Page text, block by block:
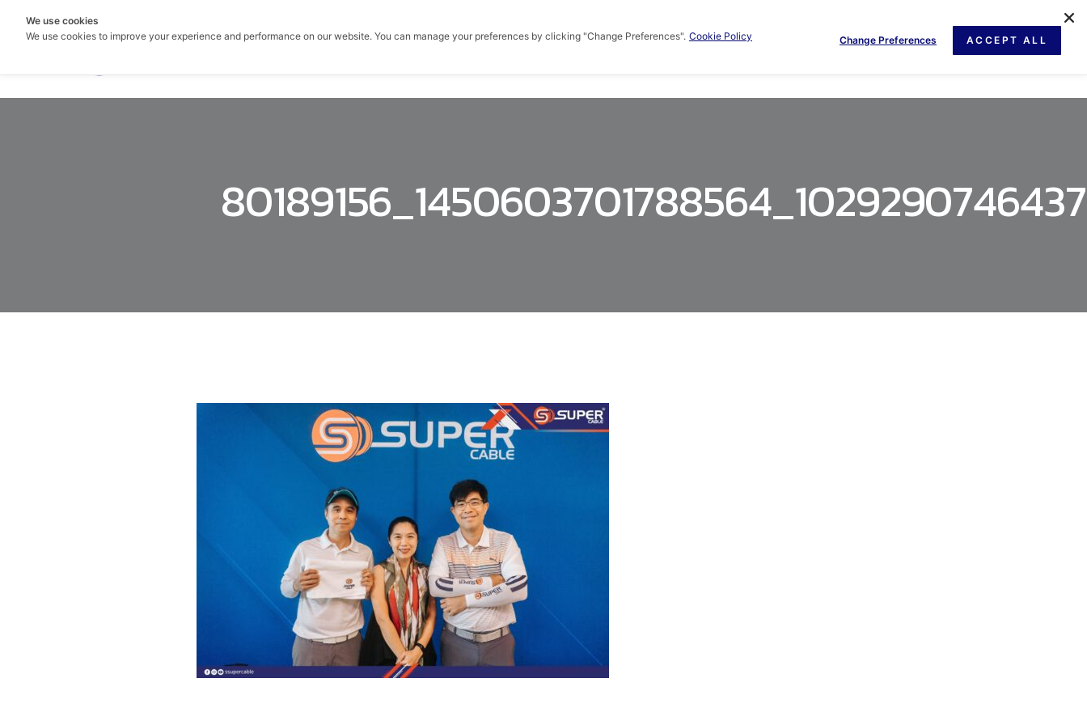
DOCUMENT
We use cookies
We use cookies to improve your experience and performance on our website. You can manage your preferences by clicking "Change Preferences". Cookie Policy ACCEPT ALL
Change Preferences